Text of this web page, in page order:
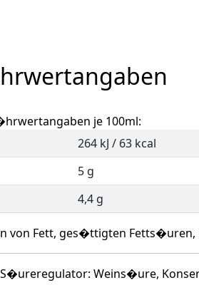
je 100ml:
264 kJ / 63 kcal
5 g
4,4 g
Fett, ges�ttigten Fetts�uren,
S�ureregulator: Weins�ure,